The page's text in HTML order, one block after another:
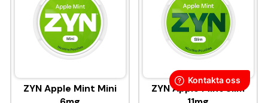
ZYN Apple Mint Mini
ZYN Apple Mint Slim